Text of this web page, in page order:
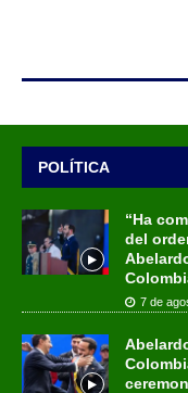
POLÍTICA
“Ha
del
7 de